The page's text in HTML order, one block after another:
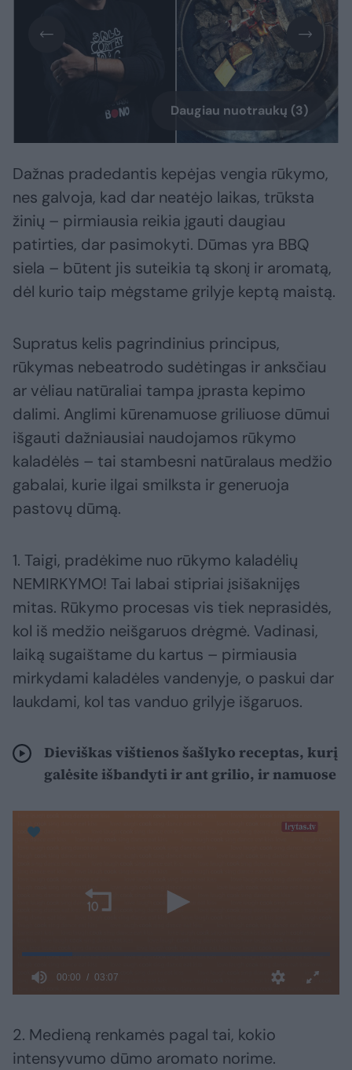
Daugiau nuotraukų (3)
Dažnas pradedantis kepėjas vengia rūkymo,
nes galvoja, kad dar neatėjo laikas, trūksta
žinių – pirmiausia reikia įgauti daugiau
patirties, dar pasimokyti. Dūmas yra BBQ
siela – būtent jis suteikia tą skonį ir aromatą,
dėl kurio taip mėgstame grilyje keptą maistą.
Supratus kelis pagrindinius principus,
rūkymas nebeatrodo sudėtingas ir anksčiau
ar vėliau natūraliai tampa įprasta kepimo
dalimi. Anglimi kūrenamuose griliuose dūmui
išgauti dažniausiai naudojamos rūkymo
kaladėlės – tai stambesni natūralaus medžio
gabalai, kurie ilgai smilksta ir generuoja
pastovų dūmą.
1. Taigi, pradėkime nuo rūkymo kaladėlių
NEMIRKYMO! Tai labai stipriai įsišaknijęs
mitas. Rūkymo procesas vis tiek neprasidės,
kol iš medžio neišgaruos drėgmė. Vadinasi,
laiką sugaištame du kartus – pirmiausia
mirkydami kaladėles vandenyje, o paskui dar
laukdami, kol tas vanduo grilyje išgaruos.
Dieviškas vištienos šašlyko receptas, kurį
galėsite išbandyti ir ant grilio, ir namuose
2. Medieną renkamės pagal tai, kokio
intensyvumo dūmo aromato norime.